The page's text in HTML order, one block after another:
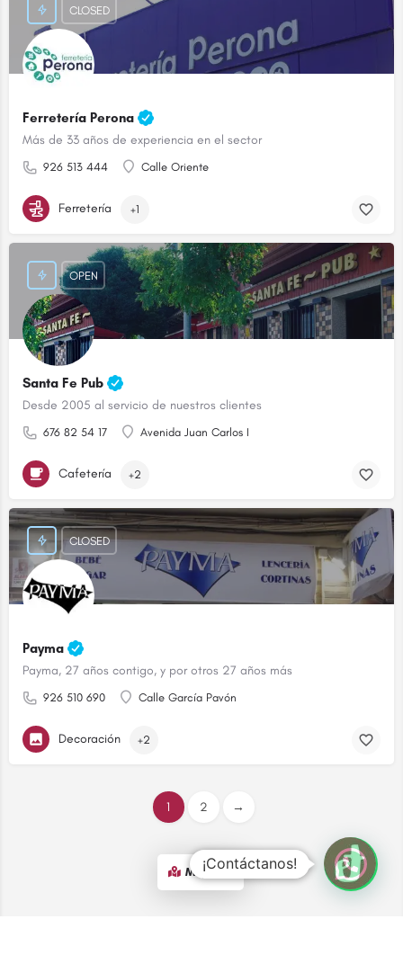
Ferretería Perona
Más de 33 años de experiencia en el sector
926 513 444 Calle Oriente
CLOSED
Ferretería +1
Santa Fe Pub
Desde 2005 al servicio de nuestros clientes
676 82 54 17 Avenida Juan Carlos I
OPEN
Cafetería +2
Payma
Payma, 27 años contigo, y por otros 27 años más
926 510 690 Calle García Pavón
CLOSED
Decoración +2
1 2 →
Map view
¡Contáctanos!